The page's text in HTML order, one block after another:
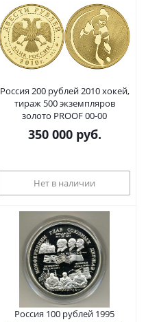
Россия 200 рублей 2010 хокей,
тираж 500 экземпляров
золото PROOF 00-00
350 000руб.
Нет в наличии
Россия 100 рублей 1995